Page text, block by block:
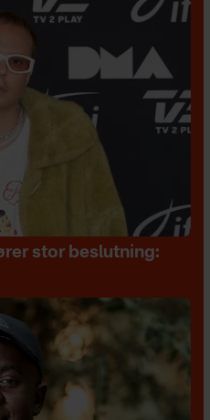
stor beslutning: